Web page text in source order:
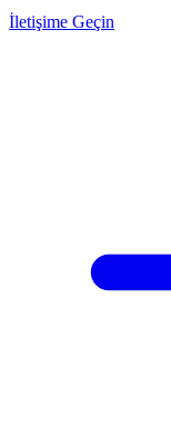
İletişime Geçin